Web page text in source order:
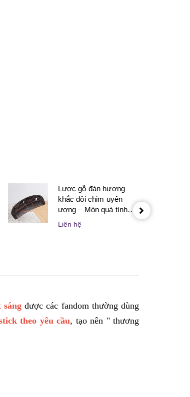
Lược gỗ đàn hương
khắc đôi chim uyên
ương – Món quà tình
yêu tinh tế dành cho
người yêu và vợ chồng
Liên hệ
sángđược các fandom thường dùng
theo yêu cầu, tạo nên " thương